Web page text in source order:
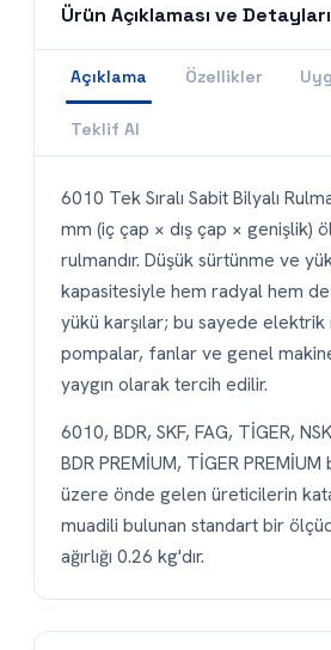
Ürün Açıklaması ve Detayları
Açıklama Özellikler
Teklif Al
6010 Tek Sıralı Sabit Bilyalı
mm (iç çap × dış çap × genişlik)
rulmandır. Düşük sürtünme ve
kapasitesiyle hem radyal hem de
yükü karşılar; bu sayede elektrik
pompalar, fanlar ve genel
yaygın olarak tercih edilir.
6010, BDR, SKF, FAG, TİGER,
BDR PREMİUM, TİGER
üzere önde gelen üreticilerin
muadili bulunan standart bir
ağırlığı 0.26 kg'dır.